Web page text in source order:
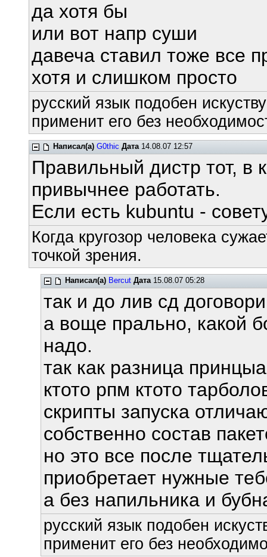
да хотя бы
или вот напр суши
давеча ставил тоже все
хотя и слишком просто
русский язык подобен
применит его без
Написал(а) G0thic Дата14.08.07 12:57
Правильный дистр тот, в
привычнее работать.
Если есть kubuntu -
Когда кругозор человека
точкой зрения.
Написал(а) Bercut Дата15.08.07 05:28
так и до лив сд
а воще прально, какой
надо.
так как разница
ктото рпм ктото
скрипты запуска
собственно состав
но это все после
приобретает нужные
а без напильника и
русский язык подобен
применит его без